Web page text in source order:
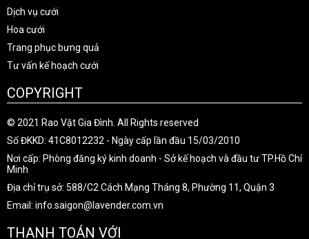
Dịch vụ cưới
Hoa cưới
Trang phục bưng quả
Tư vấn kế hoạch cưới
COPYRIGHT
© 2021 Rao Vặt Gia Đình. All Rights reserved
Số ĐKKD: 41C8012232 - Ngày cấp lần đầu 15/03/2010
Nơi cấp: Phòng đăng ký kinh doanh - Sở kế hoạch và đầu tư TP.Hồ Chí
Minh
Địa chỉ trụ sở: 588/C2 Cách Mạng Tháng 8, Phường 11, Quận 3
Email: info.saigon@lavender.com.vn
THANH TOÁN VỚI